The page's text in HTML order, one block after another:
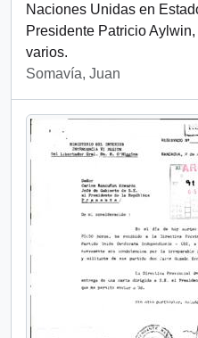
Naciones Unidas en
Presidente Patricio
varios.
Somavía, Juan